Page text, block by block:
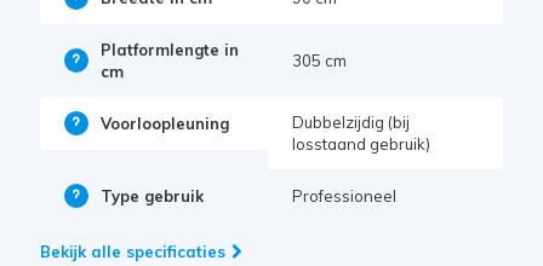
Platformlengte in
cm
305 cm
Voorloopleuning
Dubbelzijdig (bij
losstaand gebruik)
Type gebruik Professioneel
Bekijk alle specificaties